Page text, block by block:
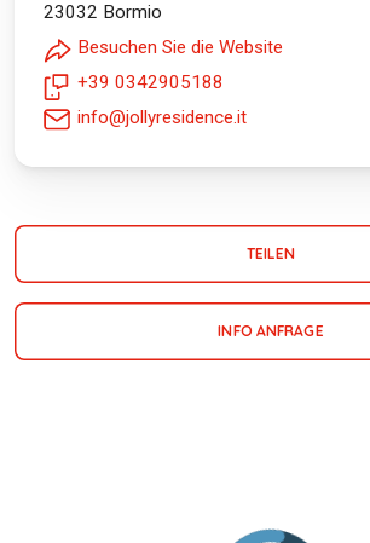
23032 Bormio
Besuchen Sie die Website
+39 0342905188
info@jollyresidence.it
TEILEN
INFO ANFRAGE